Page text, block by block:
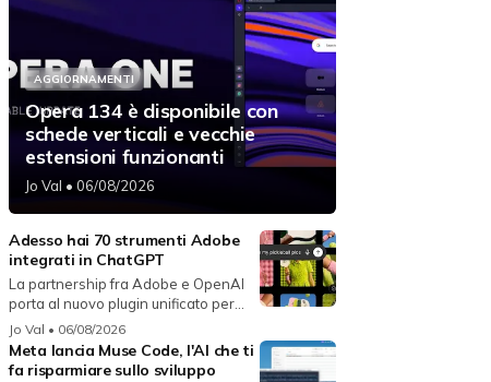
AGGIORNAMENTI
Opera 134 è disponibile con
schede verticali e vecchie
estensioni funzionanti
Jo Val • 06/08/2026
Adesso hai 70 strumenti Adobe
integrati in ChatGPT
La partnership fra Adobe e OpenAI
porta al nuovo plugin unificato per...
Jo Val • 06/08/2026
Meta lancia Muse Code, l'AI che ti
fa risparmiare sullo sviluppo